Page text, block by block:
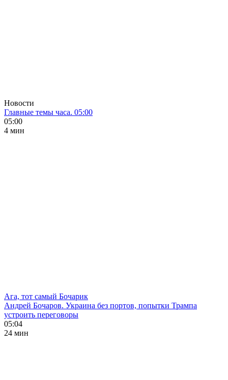
Новости
Главные темы часа. 05:00
05:00
4 мин
Ага, тот самый Бочарик
Андрей Бочаров. Украина без портов, попытки Трампа
устроить переговоры
05:04
24 мин